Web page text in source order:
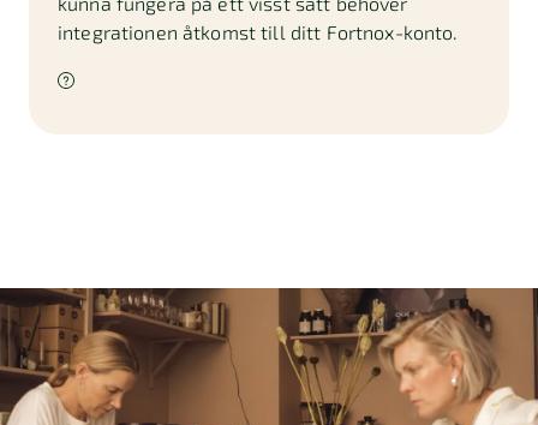
integrationen åtkomst till ditt Fortnox-konto.